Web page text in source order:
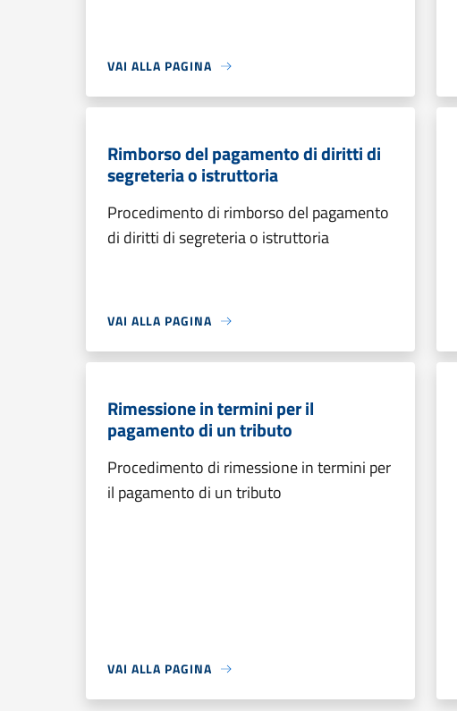
VAI ALLA PAGINA
Rimborso del pagamento di diritti di
segreteria o istruttoria
Procedimento di rimborso del pagamento
di diritti di segreteria o istruttoria
VAI ALLA PAGINA
Rimessione in termini per il
pagamento di un tributo
Procedimento di rimessione in termini per
il pagamento di un tributo
VAI ALLA PAGINA